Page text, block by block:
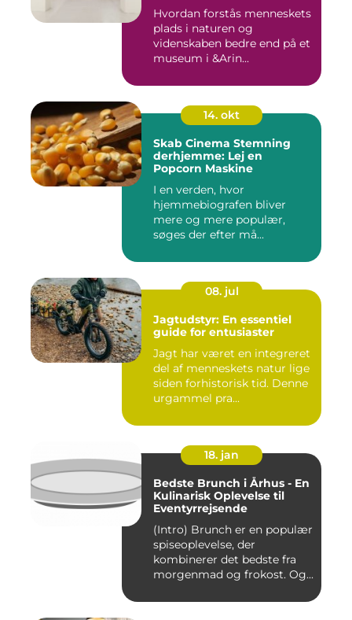
Hvordan forstås menneskets
plads i naturen og
videnskaben bedre end på et
museum i &Arin...
14. okt
Skab Cinema Stemning
derhjemme: Lej en
Popcorn Maskine
I en verden, hvor
hjemmebiografen bliver
mere og mere populær,
søges der efter må...
08. jul
Jagtudstyr: En essentiel
guide for entusiaster
Jagt har været en integreret
del af menneskets natur lige
siden forhistorisk tid. Denne
urgammel pra...
18. jan
Bedste Brunch i Århus - En
Kulinarisk Oplevelse til
Eventyrrejsende
(Intro) Brunch er en populær
spiseoplevelse, der
kombinerer det bedste fra
morgenmad og frokost. Og...